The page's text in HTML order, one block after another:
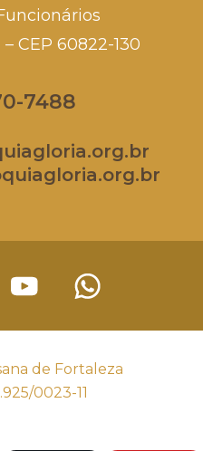
CEP 60822-130
7488
de Fortaleza
0023-11